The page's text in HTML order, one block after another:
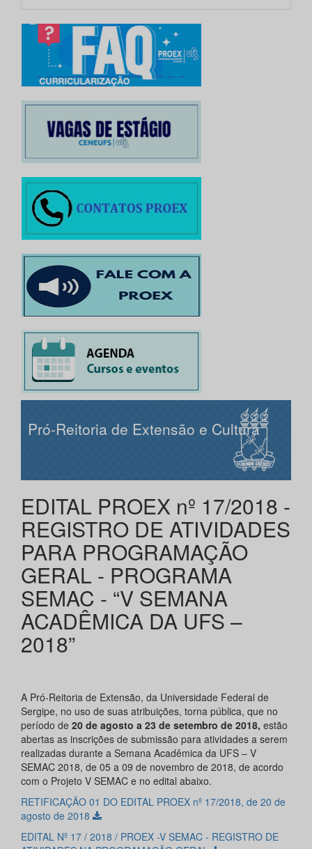
Pró-Reitoria de Extensão e Cultura
EDITAL PROEX nº 17/2018 -
REGISTRO DE ATIVIDADES
PARA PROGRAMAÇÃO
GERAL - PROGRAMA
SEMAC - “V SEMANA
ACADÊMICA DA UFS –
2018”
A Pró-Reitoria de Extensão, da Universidade Federal de
Sergipe, no uso de suas atribuições, torna pública, que no
período de 20 de agosto a 23 de setembro de 2018, estão
abertas as inscrições de submissão para atividades a serem
realizadas durante a Semana Acadêmica da UFS – V
SEMAC 2018, de 05 a 09 de novembro de 2018, de acordo
com o Projeto V SEMAC e no edital abaixo.
RETIFICAÇÃO 01 DO EDITAL PROEX nº 17/2018, de 20 de
agosto de 2018
EDITAL Nº 17 / 2018 / PROEX -V SEMAC - REGISTRO DE